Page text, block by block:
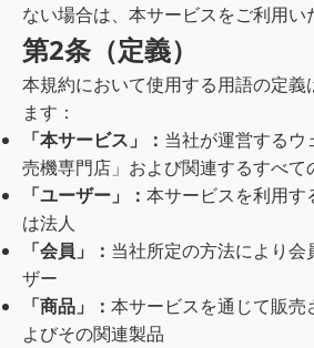
ない場合は、本サービスをご利用い
第2条（定義）
本規約において使用する用語の定義
ます：
「本サービス」： 当社が運営するウ
売機専門店」および関連するすべて
「ユーザー」： 本サービスを利用す
は法人
「会員」： 当社所定の方法により会
ザー
「商品」： 本サービスを通じて販売
よびその関連製品